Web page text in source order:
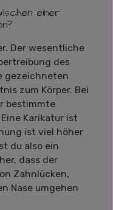
einer
Der wesentliche
des
gezeichneten
zum Körper. Bei
bestimmte
Karikatur ist
ist viel höher
du also ein
dass der
Zahnlücken,
Nase umgehen